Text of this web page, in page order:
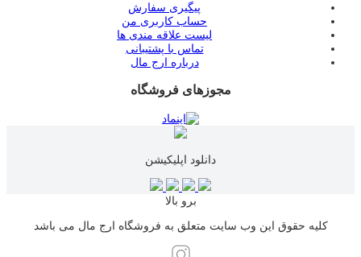
پیگیری سفارش
حساب کاربری من
لیست علاقه مندی ها
تماس با پشتیبانی
درباره ارج مال
مجوزهای فروشگاه
دانلود اپلیکیشن
برو بالا
کلیه حقوق این وب سایت متعلق به فروشگاه ارج مال می باشد